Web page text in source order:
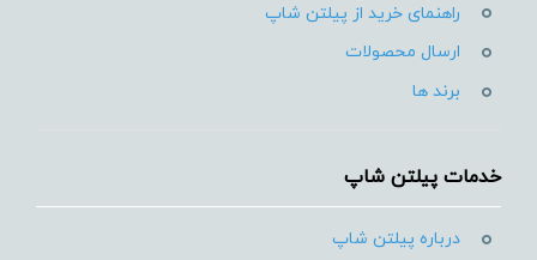
راهنمای خرید از پیلتن شاپ
ارسال محصولات
برند ها
خدمات پیلتن شاپ
درباره پیلتن شاپ